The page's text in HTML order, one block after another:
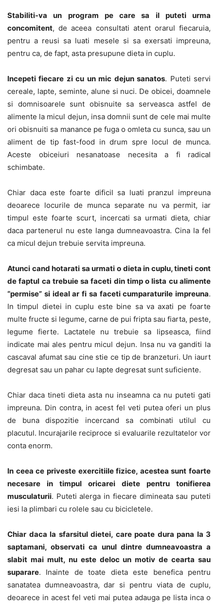
Stabiliti-va un program pe care sa il puteti urma
concomitent, de aceea consultati atent orarul fiecaruia,
pentru a reusi sa luati mesele si sa exersati impreuna,
pentru ca, de fapt, asta presupune dieta in cuplu.
Incepeti fiecare zi cu un mic dejun sanatos. Puteti servi
cereale, lapte, seminte, alune si nuci. De obicei, doamnele
si domnisoarele sunt obisnuite sa serveasca astfel de
alimente la micul dejun, insa domnii sunt de cele mai multe
ori obisnuiti sa manance pe fuga o omleta cu sunca, sau un
aliment de tip fast-food in drum spre locul de munca.
Aceste obiceiuri nesanatoase necesita a fi radical
schimbate.
Chiar daca este foarte dificil sa luati pranzul impreuna
deoarece locurile de munca separate nu va permit, iar
timpul este foarte scurt, incercati sa urmati dieta, chiar
daca partenerul nu este langa dumneavoastra. Cina la fel
ca micul dejun trebuie servita impreuna.
Atunci cand hotarati sa urmati o dieta in cuplu, tineti cont
de faptul ca trebuie sa faceti din timp o lista cu alimente
“permise” si ideal ar fi sa faceti cumparaturile impreuna.
In timpul dietei in cuplu este bine sa va axati pe foarte
multe fructe si legume, carne de pui fripta sau fiarta, peste,
legume fierte. Lactatele nu trebuie sa lipseasca, fiind
indicate mai ales pentru micul dejun. Insa nu va ganditi la
cascaval afumat sau cine stie ce tip de branzeturi. Un iaurt
degresat sau un pahar cu lapte degresat sunt suficiente.
Chiar daca tineti dieta asta nu inseamna ca nu puteti gati
impreuna. Din contra, in acest fel veti putea oferi un plus
de buna dispozitie incercand sa combinati utilul cu
placutul. Incurajarile reciproce si evaluarile rezultatelor vor
conta enorm.
In ceea ce priveste exercitiile fizice, acestea sunt foarte
necesare in timpul oricarei diete pentru tonifierea
musculaturii. Puteti alerga in fiecare dimineata sau puteti
iesi la plimbari cu rolele sau cu bicicletele.
Chiar daca la sfarsitul dietei, care poate dura pana la 3
saptamani, observati ca unul dintre dumneavoastra a
slabit mai mult, nu este deloc un motiv de cearta sau
suparare. Inainte de toate dieta este benefica pentru
sanatatea dumneavoastra, dar si pentru viata de cuplu,
deoarece in acest fel veti mai putea adauga pe lista inca o